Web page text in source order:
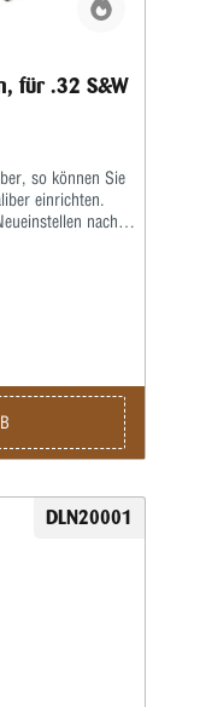
für .32 S&W
so können Sie
einrichten.
nach
DLN20001